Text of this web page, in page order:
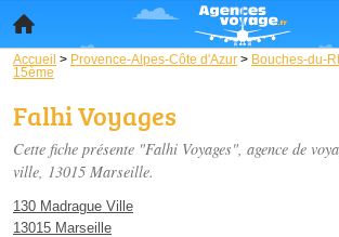
Accueil > Provence-Alpes-Côte d'Azur > Bouches-du-
15ème
Falhi Voyages
Cette fiche présente "Falhi Voyages", agence de
ville, 13015 Marseille.
130 Madrague Ville
13015 Marseille